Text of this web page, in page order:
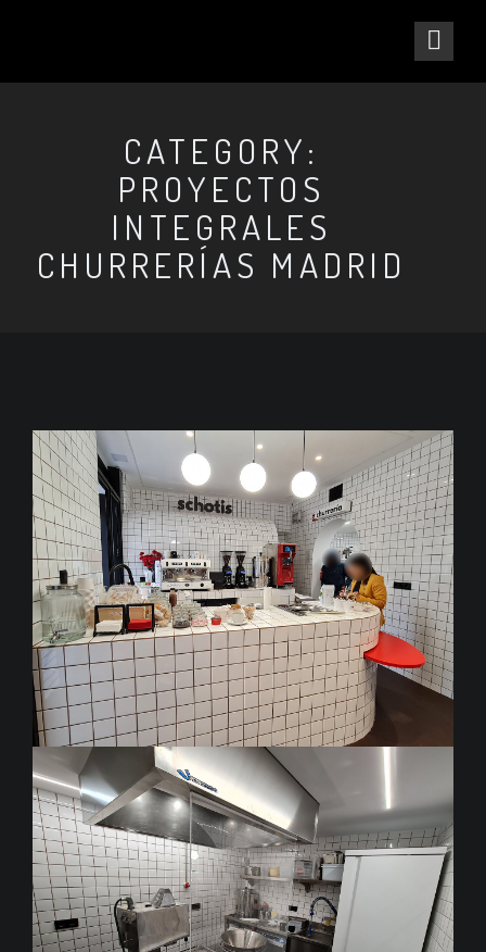
CATEGORY:
PROYECTOS
INTEGRALES
CHURRERÍAS MADRID